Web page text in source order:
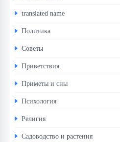
translated name
Политика
Советы
Приветствия
Приметы и сны
Психология
Религия
Садоводство и растения